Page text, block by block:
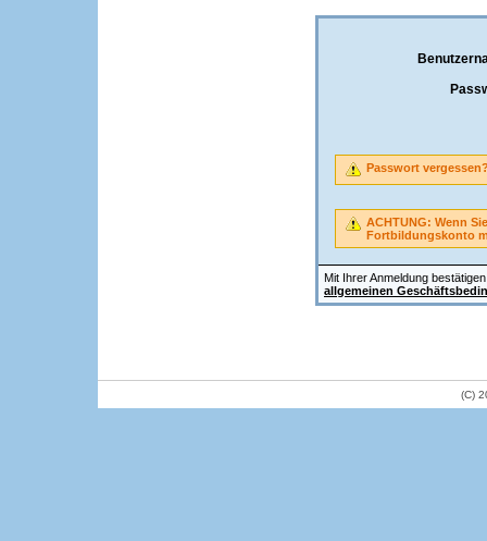
Mit Ihrer Anmeldung
allgemeinen
Passwort
ACHTUNG: Wenn
Fortbildungskonto
(C)